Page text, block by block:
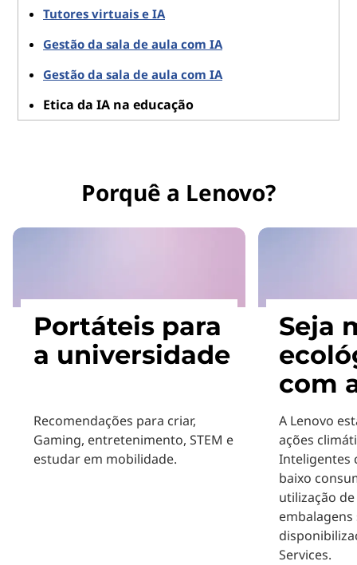
Tutores virtuais e IA
Gestão da sala de aula com IA
Gestão da sala de aula com IA
Etica da IA na educação
Porquê a Lenovo?
Portáteis para
a universidade
Recomendações para criar,
Gaming, entretenimento, STEM e
estudar em mobilidade.
Seja
com
A Lenovo
ações
Inteligentes
baixo
utilização
Services.